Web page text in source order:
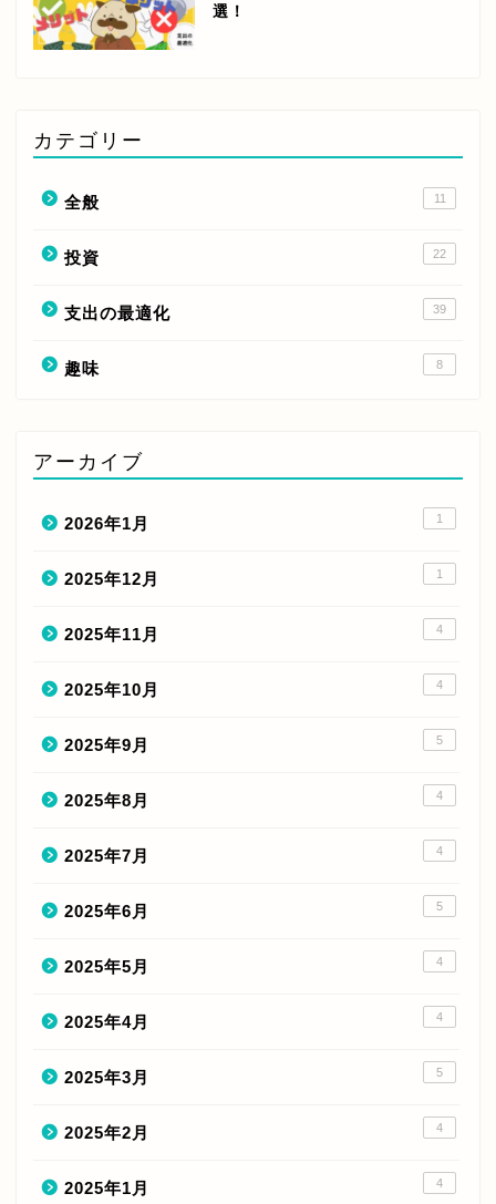
選！
カテゴリー
全般 11
投資 22
支出の最適化 39
趣味 8
アーカイブ
2026年1月 1
2025年12月 1
2025年11月 4
2025年10月 4
2025年9月 5
2025年8月 4
2025年7月 4
2025年6月 5
2025年5月 4
2025年4月 4
2025年3月 5
2025年2月 4
2025年1月 4